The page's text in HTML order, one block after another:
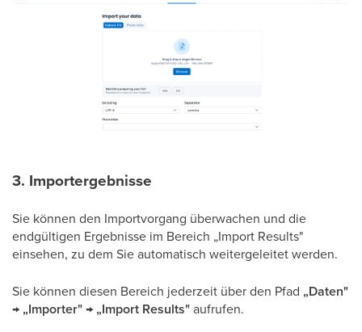
3. Importergebnisse
Sie können den Importvorgang überwachen und die
endgültigen Ergebnisse im Bereich „Import Results"
einsehen, zu dem Sie automatisch weitergeleitet werden.
Sie können diesen Bereich jederzeit über den Pfad „Daten"
→ „Importer" → „Import Results"aufrufen.